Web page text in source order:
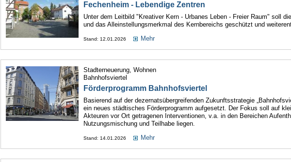
Fechenheim - Lebendige Zentren
Unter dem Leitbild "Kreativer Kern - Urbanes Leben - Freier Raum" soll
und das Alleinstellungsmerkmal des Kernbereichs geschützt und
Stand: 12.01.2026 Mehr
Stadterneuerung, Wohnen
Bahnhofsviertel
Förderprogramm Bahnhofsviertel
Basierend auf der dezernatsübergreifenden Zukunftsstrategie
ein neues städtisches Förderprogramm aufgesetzt. Der Fokus soll auf
Akteuren vor Ort getragenen Interventionen, v.a. in den Bereichen
Nutzungsmischung und Teilhabe liegen.
Stand: 14.01.2026 Mehr